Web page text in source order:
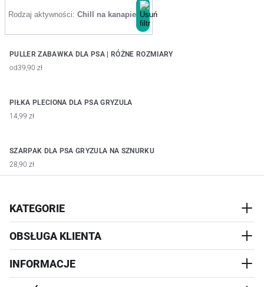
Rodzaj aktywności: Chill na kanapie
PULLER ZABAWKA DLA PSA | RÓŻNE ROZMIARY
od39,90 zł
PIŁKA PLECIONA DLA PSA GRYZULA
14,99 zł
SZARPAK DLA PSA GRYZULA NA SZNURKU
28,90 zł
KATEGORIE
AKCESORIA
OBSŁUGA KLIENTA
REALIZACJA I WYSYŁKA
WYMIANA
INFORMACJE